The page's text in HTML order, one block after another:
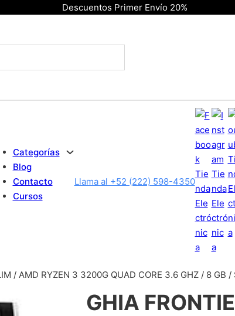
Descuentos Primer Envío 20%
Categorías
Blog
Contacto
Cursos
Llama al +52 (222) 598-4350
/ AMD RYZEN 3 3200G QUAD CORE 3.6 GHZ / 8 GB /
GHIA